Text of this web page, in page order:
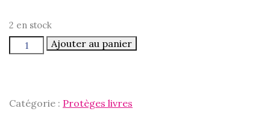
2 en stock
quantité
en
coton
Ajouter au panier
Catégorie : Protèges livres